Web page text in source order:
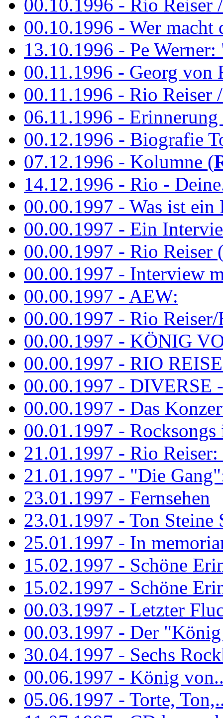
00.10.1996 - Rio Reiser
00.10.1996 - Wer macht
13.10.1996 - Pe
00.11.1996 - Georg von
00.11.1996 - Rio Reiser
06.11.1996 -
00.12.1996 - Biografie
07.12.1996 - Kolumne (
14.12.1996 - Rio -
00.00.1997 - Was ist ein
00.00.1997 - Ein
00.00.1997 - Rio Reiser
00.00.1997 - Interview
00.00.1997 - AEW:
00.00.1997 - Rio Reiser/
00.00.1997 - KÖNIG
00.00.1997 - RIO
00.00.1997 - DIVERSE
00.00.1997 - Das
00.01.1997 -
21.01.1997 - Rio
21.01.1997 - "Die
23.01.1997 - Fernsehen
23.01.1997 - Ton Steine
25.01.1997 - In
15.02.1997 - Schöne
15.02.1997 - Schöne
00.03.1997 - Letzter
00.03.1997 - Der
30.04.1997 - Sechs
00.06.1997 - König
05.06.1997 - Torte,